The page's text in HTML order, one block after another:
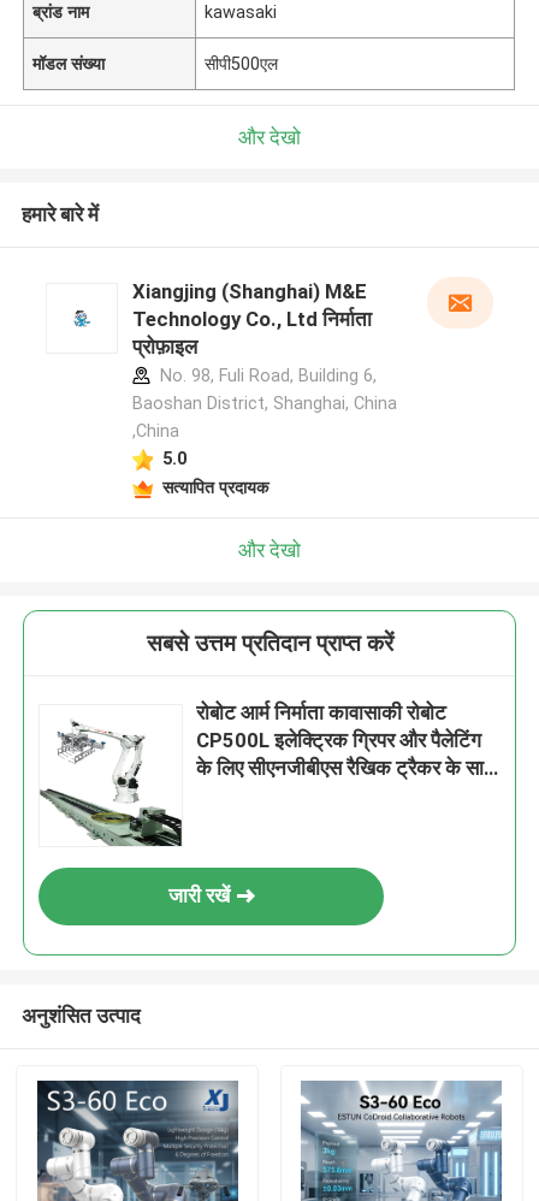
ब्रांड नाम kawasaki
मॉडल संख्या सीपी500एल
और देखो
हमारे बारे में
Xiangjing (Shanghai) M&E
Technology Co., Ltd निर्माता
प्रोफ़ाइल
No. 98, Fuli Road, Building 6,
Baoshan District, Shanghai, China
,China
5.0
सत्यापित प्रदायक
और देखो
सबसे उत्तम प्रतिदान प्राप्त करें
रोबोट आर्म निर्माता कावासाकी रोबोट
CP500L इलेक्ट्रिक ग्रिपर और पैलेटिंग
के लिए सीएनजीबीएस रैखिक ट्रैकर के साथ
जारी रखें
अनुशंसित उत्पाद